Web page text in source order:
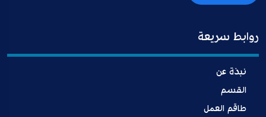
روابط سريعة
نبذة عن
القسم
طاقم العمل